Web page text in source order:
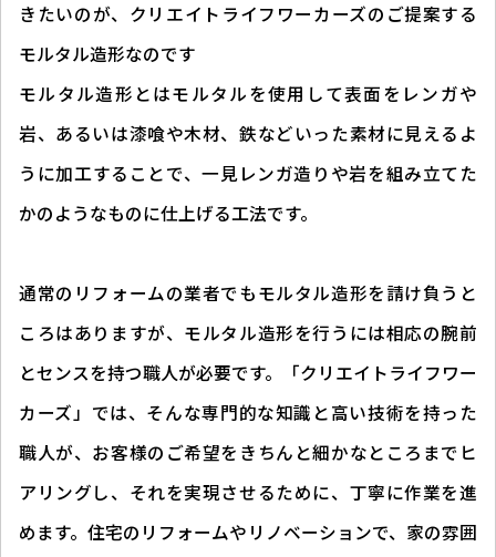
きたいのが、クリエイトライフワーカーズのご提案する
モルタル造形なのです
モルタル造形とはモルタルを使用して表面をレンガや
岩、あるいは漆喰や木材、鉄などいった素材に見えるよ
うに加工することで、一見レンガ造りや岩を組み立てた
かのようなものに仕上げる工法です。
通常のリフォームの業者でもモルタル造形を請け負うと
ころはありますが、モルタル造形を行うには相応の腕前
とセンスを持つ職人が必要です。「クリエイトライフワー
カーズ」では、そんな専門的な知識と高い技術を持った
職人が、お客様のご希望をきちんと細かなところまでヒ
アリングし、それを実現させるために、丁寧に作業を進
めます。住宅のリフォームやリノベーションで、家の雰囲